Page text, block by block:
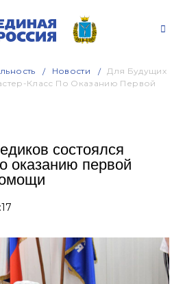
Новости
Для Будущих
Класс По Оказанию Первой
состоялся
оказанию первой